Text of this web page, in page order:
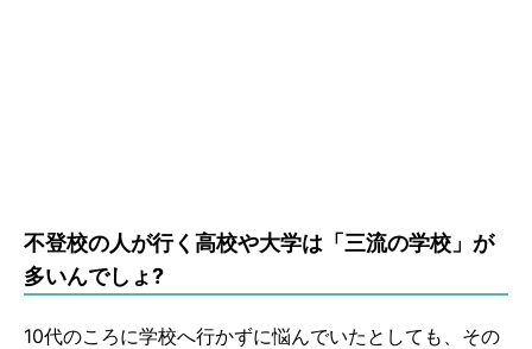
不登校の人が行く高校や大学は「三流の学校」が
多いんでしょ?
10代のころに学校へ行かずに悩んでいたとしても、その